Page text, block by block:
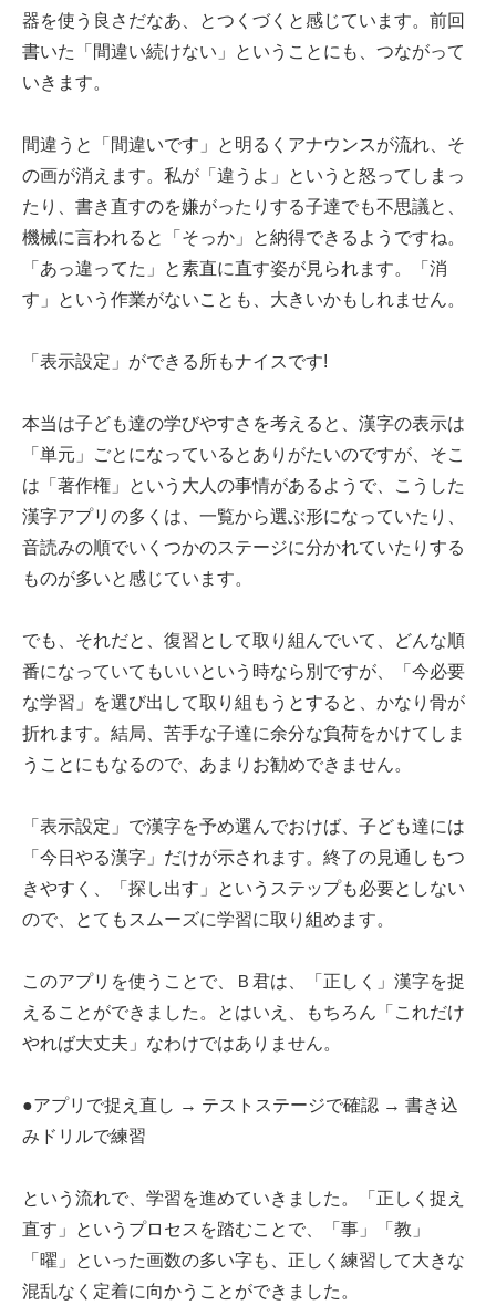
器を使う良さだなあ、とつくづくと感じています。前回
書いた「間違い続けない」ということにも、つながって
いきます。
間違うと「間違いです」と明るくアナウンスが流れ、そ
の画が消えます。私が「違うよ」というと怒ってしまっ
たり、書き直すのを嫌がったりする子達でも不思議と、
機械に言われると「そっか」と納得できるようですね。
「あっ違ってた」と素直に直す姿が見られます。「消
す」という作業がないことも、大きいかもしれません。
「表示設定」ができる所もナイスです!
本当は子ども達の学びやすさを考えると、漢字の表示は
「単元」ごとになっているとありがたいのですが、そこ
は「著作権」という大人の事情があるようで、こうした
漢字アプリの多くは、一覧から選ぶ形になっていたり、
音読みの順でいくつかのステージに分かれていたりする
ものが多いと感じています。
でも、それだと、復習として取り組んでいて、どんな順
番になっていてもいいという時なら別ですが、「今必要
な学習」を選び出して取り組もうとすると、かなり骨が
折れます。結局、苦手な子達に余分な負荷をかけてしま
うことにもなるので、あまりお勧めできません。
「表示設定」で漢字を予め選んでおけば、子ども達には
「今日やる漢字」だけが示されます。終了の見通しもつ
きやすく、「探し出す」というステップも必要としない
ので、とてもスムーズに学習に取り組めます。
このアプリを使うことで、Ｂ君は、「正しく」漢字を捉
えることができました。とはいえ、もちろん「これだけ
やれば大丈夫」なわけではありません。
●アプリで捉え直し → テストステージで確認 → 書き込
みドリルで練習
という流れで、学習を進めていきました。「正しく捉え
直す」というプロセスを踏むことで、「事」「教」
「曜」といった画数の多い字も、正しく練習して大きな
混乱なく定着に向かうことができました。